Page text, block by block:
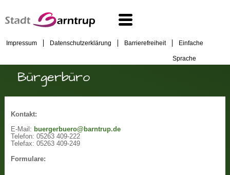
Impressum Datenschutzerklärung Barrierefreiheit Einfache
Sprache
Bürgerbüro
Kontakt:
E-Mail: buergerbuero@barntrup.de
Telefon: 05263 409-222
Telefax: 05263 409-249
Formulare: